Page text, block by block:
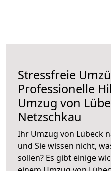
Stressfreie
Professionelle
Umzug von
Netzschkau
Ihr Umzug von Lübeck
und Sie wissen nicht,
sollen? Es gibt einige